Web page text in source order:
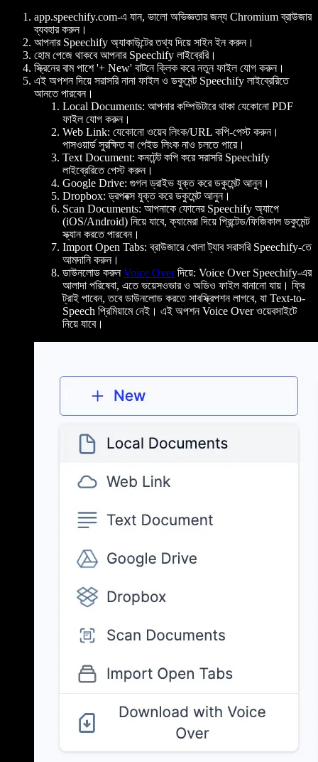
app.speechify.com-এ যান, ভালো অভিজ্ঞতার জন্য Chromium ব্রাউজার
ব্যবহার করুন।
আপনার Speechify অ্যাকাউন্টের তথ্য দিয়ে সাইন ইন করুন।
হোম পেজে থাকবে আপনার Speechify লাইব্রেরি।
স্ক্রিনের বাম পাশে '+ New' বাটনে ক্লিক করে নতুন ফাইল যোগ করুন।
এই অপশন দিয়ে সরাসরি নানা ফাইল ও ডকুমেন্ট Speechify লাইব্রেরিতে
আনতে পারবেন।
Local Documents: আপনার কম্পিউটারে থাকা যেকোনো PDF
ফাইল যোগ করুন।
Web Link: যেকোনো ওয়েব লিংক/URL কপি-পেস্ট করুন।
পাসওয়ার্ড সুরক্ষিত বা পেইড লিংক নাও চলতে পারে।
Text Document: কনটেন্ট কপি করে সরাসরি Speechify
লাইব্রেরিতে পেস্ট করুন।
Google Drive: গুগল ড্রাইভ যুক্ত করে ডকুমেন্ট আনুন।
Dropbox: ড্রপবক্স যুক্ত করে ডকুমেন্ট আনুন।
Scan Documents: আপনাকে ফোনের Speechify অ্যাপে
(iOS/Android) নিয়ে যাবে, ক্যামেরা দিয়ে প্রিন্টেড/ফিজিকাল ডকুমেন্ট
স্ক্যান করতে পারবেন।
Import Open Tabs: ব্রাউজারে খোলা ট্যাব সরাসরি Speechify-তে
আমদানি করুন।
ডাউনলোড করুনVoice Overদিয়ে: Voice Over Speechify-এর
আলাদা পরিষেবা, এতে ভয়েসওভার ও অডিও ফাইল বানানো যায়। ফ্রি
ট্রাই পাবেন, তবে ডাউনলোড করতে সাবস্ক্রিপশন লাগবে, যা Text-to-
Speech প্রিমিয়ামে নেই। এই অপশন Voice Over ওয়েবসাইটে
নিয়ে যাবে।